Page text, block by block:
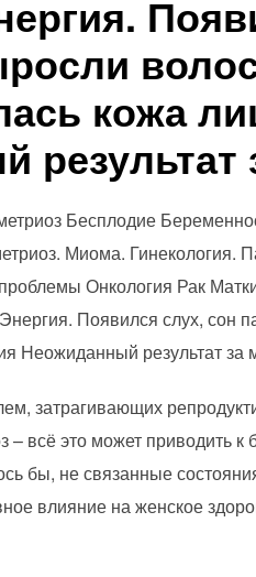
кожа
результат
Бесплодие
Миома. Гинекология.
Онкология Рак
Появился слух, сон
Неожиданный результат за
затрагивающих
– всё это может приводить
бы, не связанные
влияние на женское